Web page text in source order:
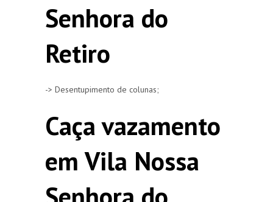
Senhora do
Retiro
-> Desentupimento de colunas;
Caça vazamento
em Vila Nossa